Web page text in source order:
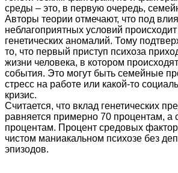
среды – это, в первую очередь,
Авторы теории отмечают, что под
неблагоприятных условий
генетических аномалий. Тому
то, что первый приступ психоза
жизни человека, в котором
события. Это могут быть семейные
стресс на работе или какой-то
кризис.
Считается, что вклад генетических
равняется примерно 70 процентам, а
процентам. Процент средовых
чистом маниакальном психозе без
эпизодов.